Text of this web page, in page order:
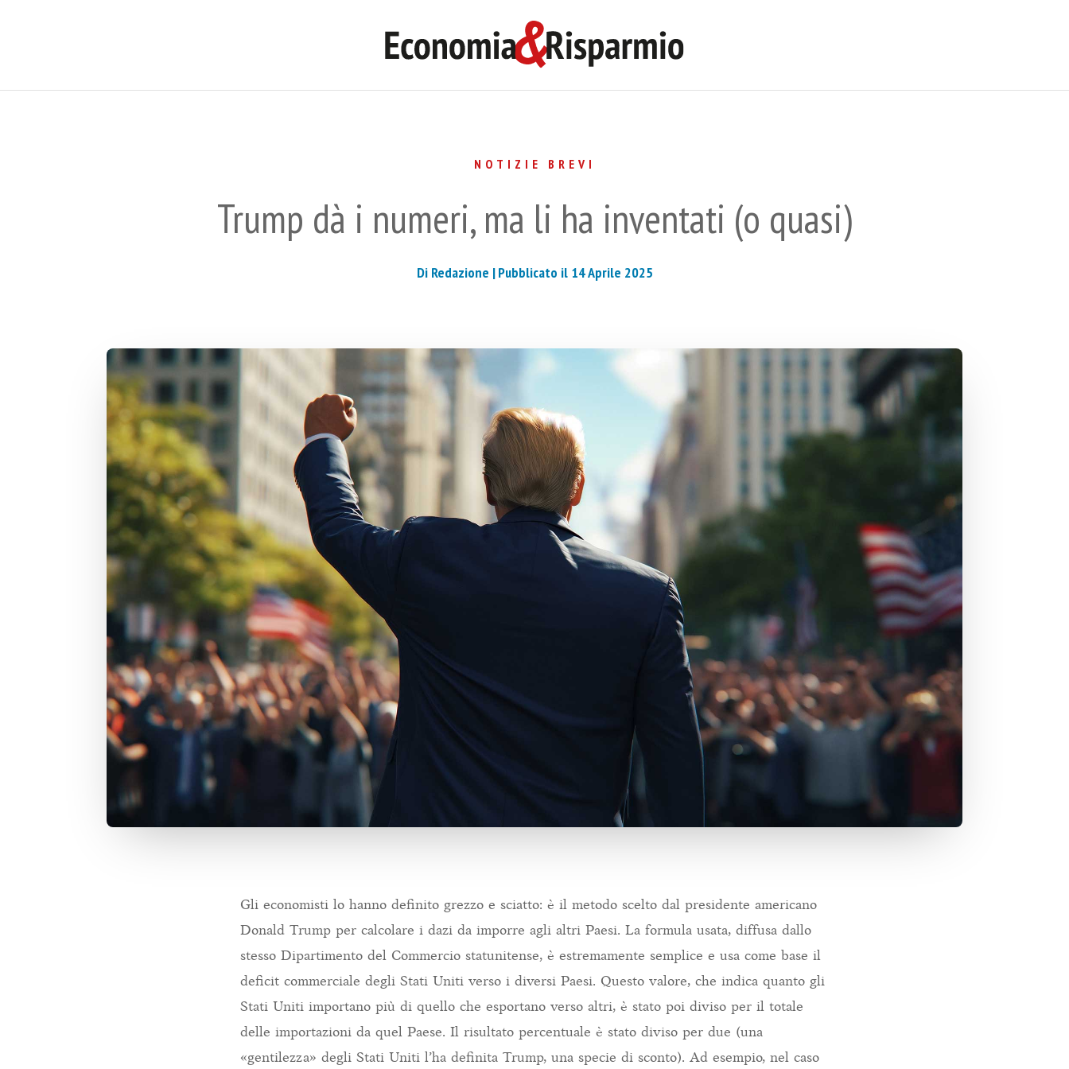
NOTIZIE BREVI
Trump dà i numeri, ma li ha inventati (o quasi)
Di Redazione |Pubblicato il 14 Aprile 2025
Gli economisti lo hanno definito grezzo e sciatto: è il metodo scelto dal presidente americano
Donald Trump per calcolare i dazi da imporre agli altri Paesi. La formula usata, diffusa dallo
stesso Dipartimento del Commercio statunitense, è estremamente semplice e usa come base il
deficit commerciale degli Stati Uniti verso i diversi Paesi. Questo valore, che indica quanto gli
Stati Uniti importano più di quello che esportano verso altri, è stato poi diviso per il totale
delle importazioni da quel Paese. Il risultato percentuale è stato diviso per due (una
«gentilezza» degli Stati Uniti l’ha definita Trump, una specie di sconto). Ad esempio, nel caso